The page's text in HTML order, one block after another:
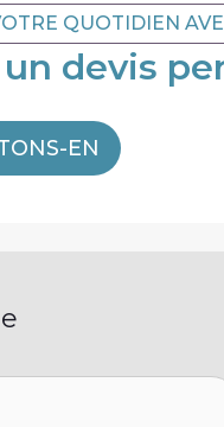
QUOTIDIEN
devis
EN